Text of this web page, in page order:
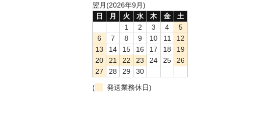
翌月(2026年9月)
日
月 火 水 木 金
土
1
2 3 4
5
6
7 8 9 10 11
12
13
14 15 16 17 18
19
20
21 22 23 24 25
26
27
28 29
30
(
発送業務休日)